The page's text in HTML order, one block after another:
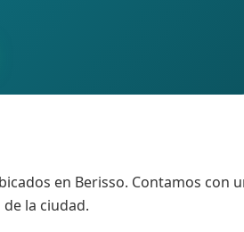
en Berisso. Contamos con
la ciudad.